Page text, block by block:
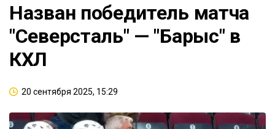
Назван победитель матча
"Северсталь" — "Барыс" в
КХЛ
20 сентября 2025, 15:29